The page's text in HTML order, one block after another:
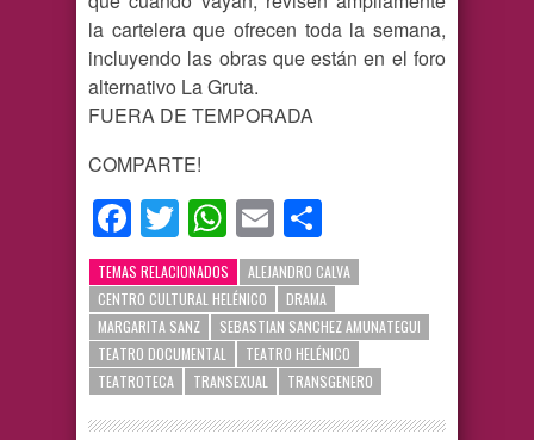
la cartelera que ofrecen toda la semana,
incluyendo las obras que están en el foro
alternativo La Gruta.
FUERA DE TEMPORADA
COMPARTE!
Facebook
TwitterWhatsApp
Email
TEMAS RELACIONADOS
ALEJANDRO CALVA
CENTRO CULTURAL HELÉNICO
DRAMA
MARGARITA SANZ
SEBASTIAN SANCHEZ AMUNATEGUI
TEATRO DOCUMENTAL
TEATRO HELÉNICO
TEATROTECA
TRANSEXUAL TRANSGENERO